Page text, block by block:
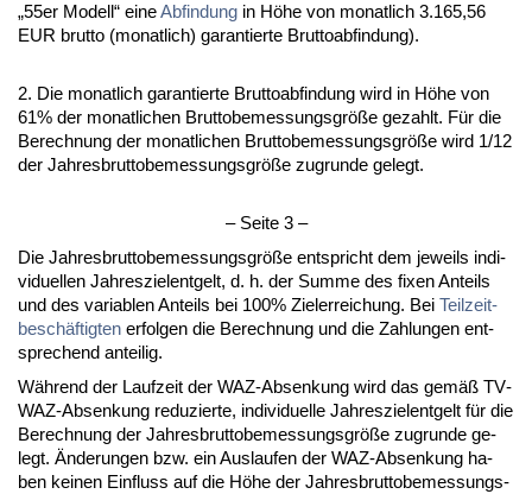
„55er Mo­dell“ ei­neAb­fin­dung in Höhe von mo­nat­lich 3.165,56
EUR brut­to (mo­nat­lich) ga­ran­tier­te Brut­to­ab­fin­dung).
2. Die mo­nat­lich ga­ran­tier­te Brut­to­ab­fin­dung wird in Höhe von
61% der mo­nat­li­chen Brut­to­be­mes­sungs­größe ge­zahlt. Für die
Be­rech­nung der mo­nat­li­chen Brut­to­be­mes­sungs­größe wird 1/12
der Jah­res­brut­to­be­mes­sungs­größe zu­grun­de ge­legt.
– Sei­te 3 –
Die Jah­res­brut­to­be­mes­sungs­größe ent­spricht dem je­weils in­di­
vi­du­el­len Jah­res­ziel­ent­gelt, d. h. der Sum­me des fi­xen An­teils
und des va­ria­blen An­teils bei 100% Ziel­er­rei­chung. Bei Teil­zeit­
beschäftig­ten er­fol­gen die Be­rech­nung und die Zah­lun­gen ent­
spre­chend an­tei­lig.
Während der Lauf­zeit der WAZ-Ab­sen­kung wird das gemäß TV­
WAZ-Ab­sen­kung re­du­zier­te, in­di­vi­du­el­le Jah­res­ziel­ent­gelt für die
Be­rech­nung der Jah­res­brut­to­be­mes­sungs­größe zu­grun­de ge­
legt. Ände­run­gen bzw. ein Aus­lau­fen der WAZ-Ab­sen­kung ha­
ben kei­nen Ein­fluss auf die Höhe der Jah­res­brut­to­be­mes­sungs­